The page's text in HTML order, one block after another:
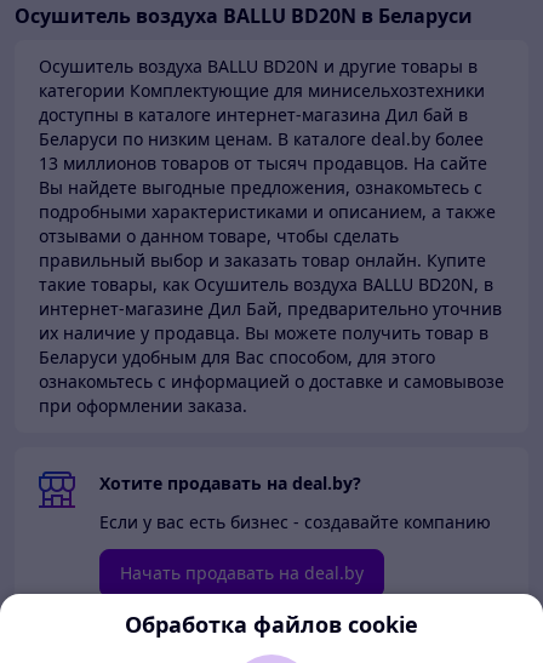
Осушитель воздуха BALLU BD20N в Беларуси
Осушитель воздуха BALLU BD20N и другие товары в
категории Комплектующие для минисельхозтехники
доступны в каталоге интернет-магазина Дил бай в
Беларуси по низким ценам. В каталоге deal.by более
13 миллионов товаров от тысяч продавцов. На сайте
Вы найдете выгодные предложения, ознакомьтесь с
подробными характеристиками и описанием, а также
отзывами о данном товаре, чтобы сделать
правильный выбор и заказать товар онлайн. Купите
такие товары, как Осушитель воздуха BALLU BD20N, в
интернет-магазине Дил Бай, предварительно уточнив
их наличие у продавца. Вы можете получить товар в
Беларуси удобным для Вас способом, для этого
ознакомьтесь с информацией о доставке и самовывозе
при оформлении заказа.
Хотите продавать на deal.by?
Если у вас есть бизнес - создавайте компанию
Начать продавать на deal.by
Обработка файлов cookie